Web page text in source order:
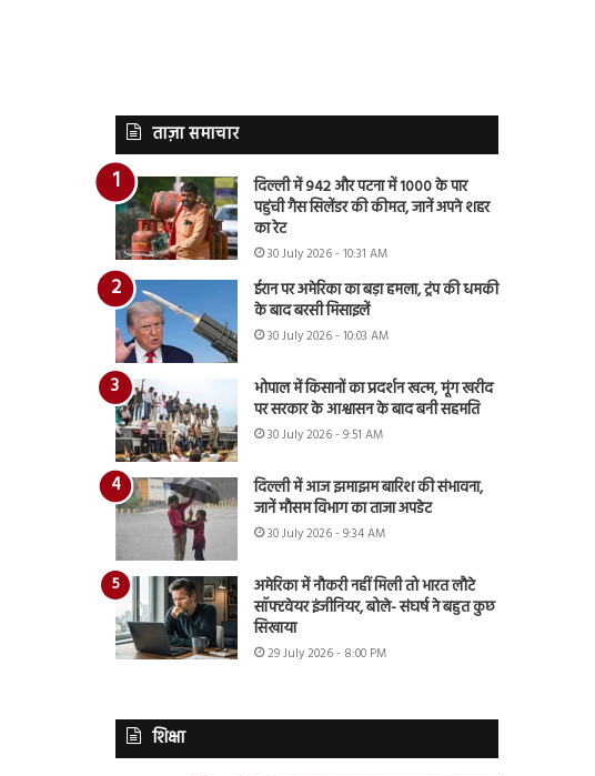
ताज़ा समाचार
दिल्ली में 942 और पटना में 1000 के पार
पहुंची गैस सिलेंडर की कीमत, जानें अपने शहर
का रेट
30 July 2026 - 10:31 AM
ईरान पर अमेरिका का बड़ा हमला, ट्रंप की धमकी
के बाद बरसी मिसाइलें
30 July 2026 - 10:03 AM
भोपाल में किसानों का प्रदर्शन खत्म, मूंग खरीद
पर सरकार के आश्वासन के बाद बनी सहमति
30 July 2026 - 9:51 AM
दिल्ली में आज झमाझम बारिश की संभावना,
जानें मौसम विभाग का ताजा अपडेट
30 July 2026 - 9:34 AM
अमेरिका में नौकरी नहीं मिली तो भारत लौटे
सॉफ्टवेयर इंजीनियर, बोले- संघर्ष ने बहुत कुछ
सिखाया
29 July 2026 - 8:00 PM
शिक्षा